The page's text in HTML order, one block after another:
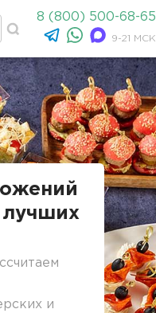
8 (800) 500-68-65
9-21 МСК
лучших
и